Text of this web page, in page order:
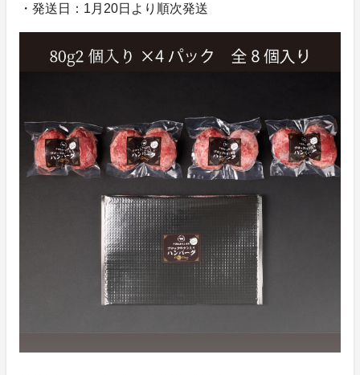
・発送日：1月20日より順次発送